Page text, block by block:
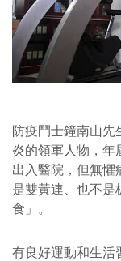
防疫鬥士鐘南山先
炎的領軍人物，年
出入醫院，但無懼
是雙黃連、也不是
食」。
有良好運動和生活